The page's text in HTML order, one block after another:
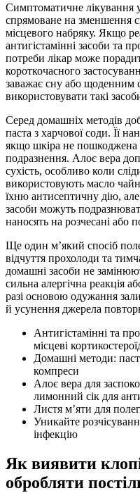
Симптоматичне лікування
спрямоване на зменшення
місцевого набряку. Якщо
антигістамінні засоби та
потреби лікар може
короткочасного
заважає сну або щоденним
використовувати такі
Серед домашніх методів
паста з харчової соди. Її
якщо шкіра не пошкоджена
подразнення. Алоє вера
сухість, особливо коли
використовують масло
їхню антисептичну дію, але
засоби можуть
наносять на розчесані або
Ще один м’який спосіб
відчуття прохолоди та
домашні засоби не
сильна алергічна реакція
разі основою одужання
й усунення джерела
Антигістамінні та
місцеві
Домашні методи:
компреси
Алоє вера для
лимонний сік для
Листя м’яти для
Уникайте
інфекцію
Як виявити
обробляти